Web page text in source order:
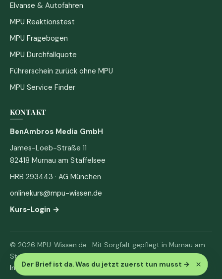
Der Brief ist da. Was du jetzt zuerst tun musst → ×
Elvanse & Autofahren
MPU Reaktionstest
MPU Fragebogen
MPU Durchfallquote
Führerschein zurück ohne MPU
MPU Service Finder
KONTAKT
BenAmbros Media GmbH
James-Loeb-Straße 11
82418 Murnau am Staffelsee
HRB 293443 · AG München
onlinekurs@mpu-wissen.de
Kurs-Login →
© 2026 MPU-Wissen.de · Mit Sorgfalt gepflegt in Murnau am
Staffelsee
Impressum· Datenschutz & AGB